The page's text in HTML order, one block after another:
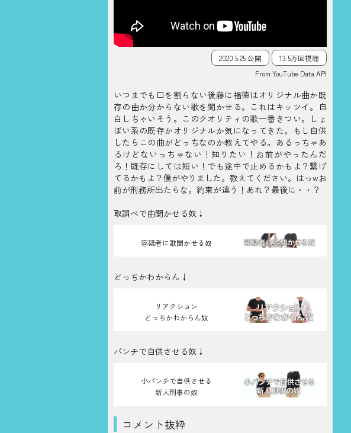
2020.5.25 公開
13.5万回視聴
From YouTube Data API
いつまでも口を割らない後藤に福徳はオリジナル曲か既
存の曲か分からない歌を聞かせる。これはキッツイ。自
白しちゃいそう。このクオリティの歌一番きつい。しょ
ぼい系の既存かオリジナルか気になってきた。もし自供
したらこの曲がどっちなのか教えてやる。あるっちゃあ
るけどないっちゃない！知りたい！お前がやったんだ
ろ！既存にしては短い！でも途中で止めるかもよ？繋げ
てるかもよ？僕がやりました。教えてください。はっwお
前が刑務所出たらな。約束が違う！あれ？最後に・・？
取調べで曲聞かせる奴↓
容疑者に歌聞かせる奴
どっちかわからん↓
リアクション
どっちかわからん奴
パンチで自供させる奴↓
小パンチで自供させる
新人刑事の奴
コメント抜粋